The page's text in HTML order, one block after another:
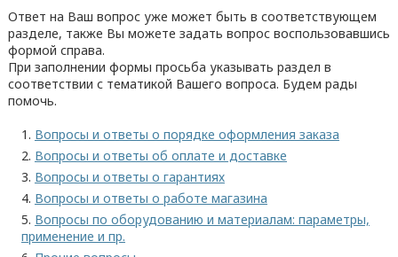
Ответ на Ваш вопрос уже может быть в соответствующем
разделе, также Вы можете задать вопрос воспользовавшись
формой справа.
При заполнении формы просьба указывать раздел в
соответствии с тематикой Вашего вопроса. Будем рады
помочь.
Вопросы и ответы о порядке оформления заказа
Вопросы и ответы об оплате и доставке
Вопросы и ответы о гарантиях
Вопросы и ответы о работе магазина
Вопросы по оборудованию и материалам: параметры,
применение и пр.